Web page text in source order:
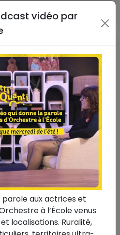
#1 Artiste 1 Orchestre
vidéo par
parole aux actrices et
à l’École venus
localisations. Ruralité,